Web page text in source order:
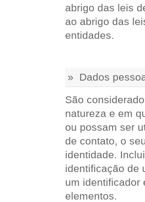
abrigo das leis
ao abrigo das
entidades.
» Dados
São
natureza e em
ou possam ser
de contato, o
identidade.
identificação de
um identificador
elementos.